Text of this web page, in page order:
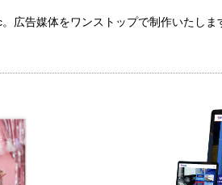
広告媒体をワンストップで制作いたし